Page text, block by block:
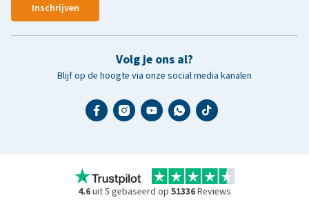
Inschrijven
Volg je ons al?
Blijf op de hoogte via onze social media kanalen
4.6uit 5 gebaseerd op 51336Reviews